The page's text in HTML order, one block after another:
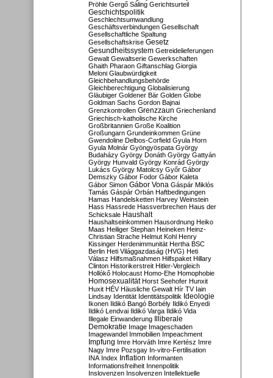
Pröhle Gergő Sáling Gerichtsurteil
Geschichtspolitik
Geschlechtsumwandlung
Geschäftsverbindungen Gesellschaft
Gesellschaftliche Spaltung
Gesellschaftskrise Gesetz
Gesundheitssystem Getreidelieferungen
Gewalt Gewaltserie Gewerkschaften
Ghaith Pharaon Giftanschlag Giorgia
Meloni Glaubwürdigkeit
Gleichbehandlungsbehörde
Gleichberechtigung Globalisierung
Gläubiger Goldener Bär Golden Globe
Goldman Sachs Gordon Bajnai
Grenzkontrollen Grenzzaun Griechenland
Griechisch-katholische Kirche
Großbritannien Große Koalition
Großungarn Grundeinkommen Grüne
Gwendoline Delbos-Corfield Gyula Horn
Gyula Molnár Gyöngyöspata György
Budaházy György Donáth György Gattyán
György Hunvald György Konrád György
Lukács György Matolcsy Győr Gábor
Demszky Gábor Fodor Gábor Kaleta
Gábor Simon Gábor Vona Gáspár Miklós
Tamás Gáspár Orbán Haftbedingungen
Hamas Handelsketten Harvey Weinstein
Hass Hassrede Hassverbrechen Haus der
Schicksale Haushalt
Haushaltseinkommen Hausordnung Heiko
Maas Heiliger Stephan Heineken Heinz-
Christian Strache Helmut Kohl Henry
Kissinger Herdenimmunität Hertha BSC
Berlin Heti Világgazdaság (HVG) Heti
Válasz Hilfsmaßnahmen Hilfspaket Hillary
Clinton Historikerstreit Hitler-Vergleich
Hollókő Holocaust Homo-Ehe Homophobie
Homosexualität Horst Seehofer Hunxit
Huxit HÉV Häusliche Gewalt Hír TV Iain
Lindsay Identität Identitätspolitik Ideologie
Ikonen Ildikó Bangó Borbély Ildikó Enyedi
Ildikó Lendvai Ildikó Varga Ildikó Vida
Illegale Einwanderung Illiberale
Demokratie Image Imageschaden
Imagewandel Immobilien Impeachment
Impfung Imre Horváth Imre Kertész Imre
Nagy Imre Pozsgay In-vitro-Fertilisation
INA Index Inflation Informanten
Informationsfreiheit Innenpolitik
Inslovenzen Insolvenzen Intellektuelle